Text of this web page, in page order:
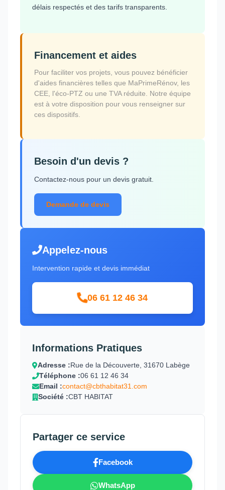
délais respectés et des tarifs transparents.
Financement et aides
Pour faciliter vos projets, vous pouvez bénéficier
d'aides financières telles que MaPrimeRénov, les
CEE, l'éco-PTZ ou une TVA réduite. Notre équipe
est à votre disposition pour vous renseigner sur
ces dispositifs.
Besoin d'un devis ?
Contactez-nous pour un devis gratuit.
Demande de devis
Appelez-nous
Intervention rapide et devis immédiat
06 61 12 46 34
Informations Pratiques
Adresse :Rue de la Découverte, 31670 Labège
Téléphone :06 61 12 46 34
Email :contact@cbthabitat31.com
Société :CBT HABITAT
Partager ce service
Facebook
WhatsApp